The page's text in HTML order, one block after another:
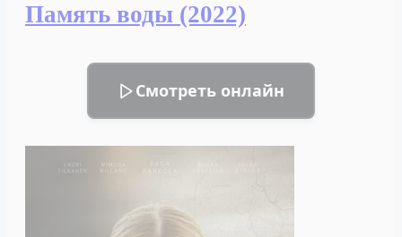
Память воды (2022)
Смотреть онлайн